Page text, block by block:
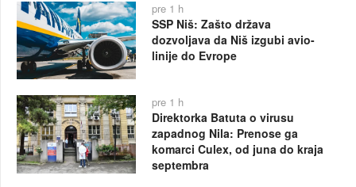
pre 1 h
SSP Niš: Zašto država
dozvoljava da Niš izgubi avio-
linije do Evrope
pre 1 h
Direktorka Batuta o virusu
zapadnog Nila: Prenose ga
komarci Culex, od juna do kraja
septembra